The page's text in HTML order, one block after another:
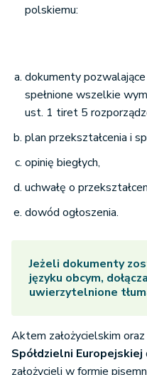
polskiemu:
dokumenty
spełnione wszelkie
ust. 1 tiret 5
plan przekształcenia i
opinię biegłych,
uchwałę o
dowód ogłoszenia.
Jeżeli dokumenty
języku obcym,
uwierzytelnione
Aktem założycielskim
Spółdzielni Europejskiej
założycieli w formie